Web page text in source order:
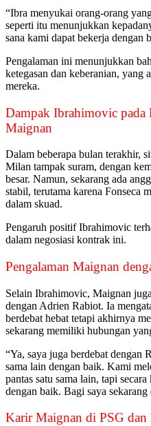
“Ibra menyukai orang-orang
seperti itu menunjukkan
sana kami dapat bekerja dengan
Pengalaman ini menunjukkan
ketegasan dan keberanian, yang
mereka.
Dampak Ibrahimovic pada
Maignan
Dalam beberapa bulan terakhir,
Milan tampak suram, dengan
besar. Namun, sekarang ada
stabil, terutama karena Fonseca
dalam skuad.
Pengaruh positif Ibrahimovic
dalam negosiasi kontrak ini.
Pengalaman Maignan
Selain Ibrahimovic, Maignan
dengan Adrien Rabiot. Ia
berdebat hebat tetapi akhirnya
sekarang memiliki hubungan
“Ya, saya juga berdebat dengan
sama lain dengan baik. Kami
pantas satu sama lain, tapi
dengan baik. Bagi saya
Karir Maignan di PSG